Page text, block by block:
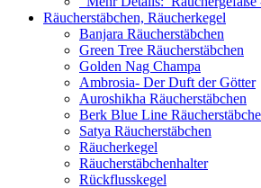
Räucherstäbchen, Räucherkegel
Banjara Räucherstäbchen
Green Tree Räucherstäbchen
Golden Nag Champa
Ambrosia- Der Duft der Götter
Auroshikha Räucherstäbchen
Berk Blue Line
Satya Räucherstäbchen
Räucherkegel
Räucherstäbchenhalter
Rückflusskegel